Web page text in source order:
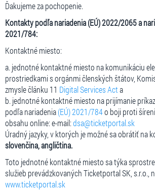
Ďakujeme za pochopenie.
Kontakty podľa nariadenia (EÚ) 2022/2065 a
2021/784:
Kontaktné miesto:
a. jednotné kontaktné miesto na komunikáciu
prostriedkami s orgánmi členských štátov,
zmysle článku 11 Digital Services Acta
b. jednotné kontaktné miesto na prijímanie
podľa nariadenia(EÚ) 2021/784o boji proti
obsahu online: e-mail:dsa@ticketportal.sk
Úradný jazyky, v ktorých je možné sa obrátiť na
slovenčina, angličtina.
Toto jednotné kontaktné miesto sa týka
služieb prevádzkovaných Ticketportal SK, s.r.o.,
www.ticketportal.sk